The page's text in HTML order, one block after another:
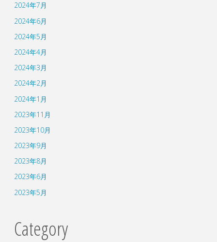
2024年7月
2024年6月
2024年5月
2024年4月
2024年3月
2024年2月
2024年1月
2023年11月
2023年10月
2023年9月
2023年8月
2023年6月
2023年5月
Category